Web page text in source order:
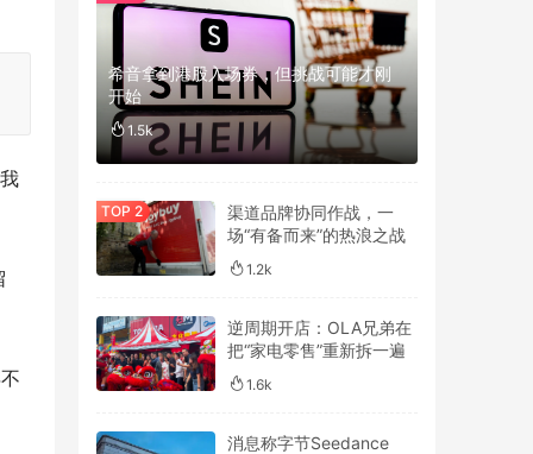
希音拿到港股入场券，但挑战可能才刚
开始
1.5k
渠道品牌协同作战，一
场“有备而来”的热浪之战
1.2k
逆周期开店：OLA兄弟在
把“家电零售”重新拆一遍
1.6k
消息称字节Seedance